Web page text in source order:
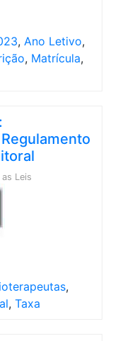
, Ano Letivo,
, Matrícula,
Leis
,
, Taxa